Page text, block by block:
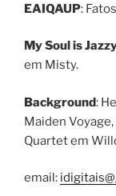
EAIQAUP:
My Soul is
em Misty.
Background:
Maiden
Quartet em
email: